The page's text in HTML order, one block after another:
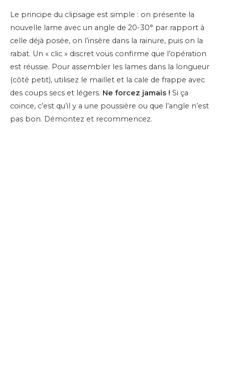
Le principe du clipsage est simple : on présente la
nouvelle lame avec un angle de 20-30° par rapport à
celle déjà posée, on l’insère dans la rainure, puis on la
rabat. Un « clic » discret vous confirme que l’opération
est réussie. Pour assembler les lames dans la longueur
(côté petit), utilisez le maillet et la cale de frappe avec
des coups secs et légers. Ne forcez jamais ! Si ça
coince, c’est qu’il y a une poussière ou que l’angle n’est
pas bon. Démontez et recommencez.